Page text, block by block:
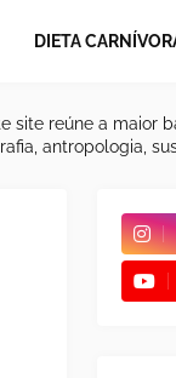
DIETA
site reúne a maior
antropologia,